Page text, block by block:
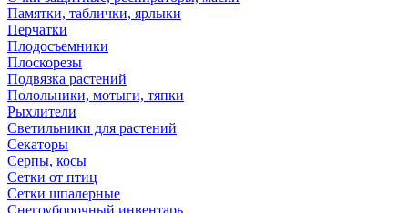
Памятки, таблички, ярлыки
Перчатки
Плодосъемники
Плоскорезы
Подвязка растений
Полольники, мотыги, тяпки
Рыхлители
Светильники для растений
Секаторы
Серпы, косы
Сетки от птиц
Сетки шпалерные
Снегоуборочный инвентарь